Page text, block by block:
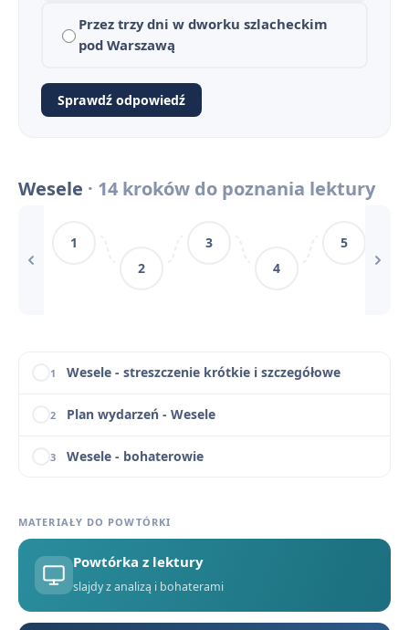
Przez trzy dni w dworku szlacheckim
pod Warszawą
Sprawdź odpowiedź
Wesele · 14 kroków do poznania lektury
1
2
3
4
5
Złoty róg - znaczenie symbolu
9
Słowniczek pojęć do "Wesela"
1 Wesele - streszczenie krótkie i szczegółowe
2 Plan wydarzeń - Wesele
3 Wesele - bohaterowie
5 Czas i miejsce akcji w "Weselu"
6
7 Złoty róg - znaczenie symbolu
MATERIAŁY DO POWTÓRKI
Powtórka z lektury
slajdy z analizą i bohaterami